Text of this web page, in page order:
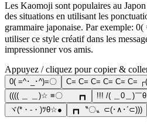
Les Kaomoji sont populaires au
des situations en utilisant les
grammaire japonaise. Par exemple:
utiliser ce style créatif dans les
impressionner vos amis.
Appuyez / cliquez pour copier &
0( =^･_･^)=〇
C= C= C= C= C= C=
(((( ＿ ＿)☆ ≡〇 ┏┓
!!! /( ＿0＿)
ヾ(*・-・)ﾂθ☆●
┏┓〝〇〟⊂(･∧･´⊂)))